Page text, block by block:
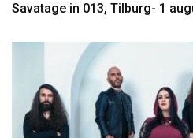
Savatage in 013, Tilburg- 1